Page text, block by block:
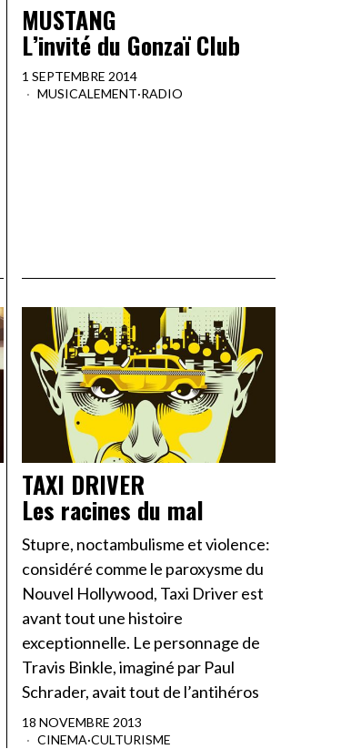
MUSTANG
L’invité du Gonzaï Club
1 SEPTEMBRE 2014
MUSICALEMENT·RADIO
TAXI DRIVER
Les racines du mal
Stupre, noctambulisme et violence:
considéré comme le paroxysme du
Nouvel Hollywood, Taxi Driver est
avant tout une histoire
exceptionnelle. Le personnage de
Travis Binkle, imaginé par Paul
Schrader, avait tout de l’antihéros
18 NOVEMBRE 2013
CINEMA·CULTURISME